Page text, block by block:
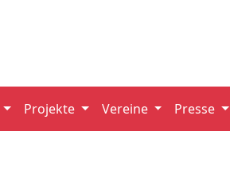
Projekte Vereine Presse